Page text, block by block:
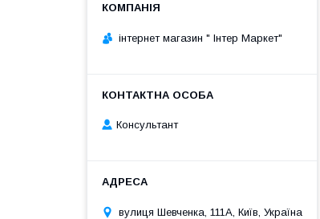
інтернет магазин " Інтер Маркет"
Консультант
вулиця Шевченка, 111A, Київ, Україна